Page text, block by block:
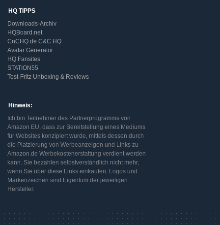
HQ TIPPS
Downloads-Archiv
HQBoard.net
CnCHQ.de C&C HQ
Avatar Generator
HQ Fansites
STATION55
Test-Fritz Unboxing & Reviews
Hinweis:
Ich bin Teilnehmer des Partnerprogramms von
Amazon EU, dass zur Bereitstellung eines Mediums
für Websites konzipiert wurde, mittels dessen durch
die Platzierung von Werbeanzeigen und Links zu
Amazon.de Werbekostenerstattung verdient werden
kann. Sie bezahlen selbstverständlich nicht mehr,
wenn Sie über diese Links einkaufen. Logos und
Markenzeichen sind Eigentum der jeweiligen
Hersteller.